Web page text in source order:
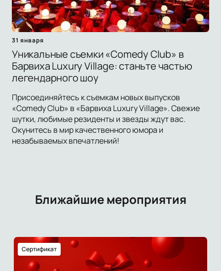
31 января
Уникальные съемки «Comedy Club» в
Барвиха Luxury Village: станьте частью
легендарного шоу
Присоединяйтесь к съемкам новых выпусков
«Comedy Club» в «Барвиха Luxury Village». Свежие
шутки, любимые резиденты и звезды ждут вас.
Окунитесь в мир качественного юмора и
незабываемых впечатлений!
Ближайшие мероприятия
Сертификат